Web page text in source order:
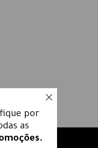
por
as